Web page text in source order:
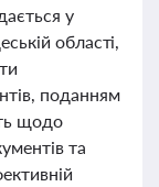
у
області,
поданням
щодо
та